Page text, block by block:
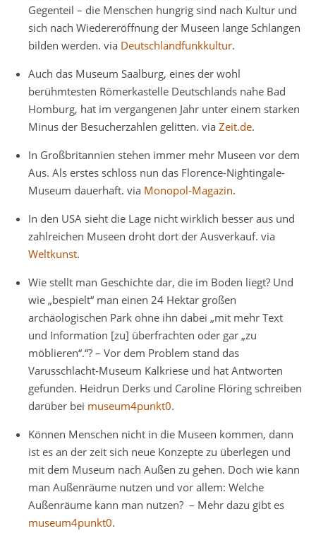
Gegenteil – die Menschen hungrig sind nach Kultur und
sich nach Wiedereröffnung der Museen lange Schlangen
bilden werden. via Deutschlandfunkkultur.
Auch das Museum Saalburg, eines der wohl
berühmtesten Römerkastelle Deutschlands nahe Bad
Homburg, hat im vergangenen Jahr unter einem starken
Minus der Besucherzahlen gelitten. via Zeit.de.
In Großbritannien stehen immer mehr Museen vor dem
Aus. Als erstes schloss nun das Florence-Nightingale-
Museum dauerhaft. via Monopol-Magazin.
In den USA sieht die Lage nicht wirklich besser aus und
zahlreichen Museen droht dort der Ausverkauf. via
Weltkunst.
Wie stellt man Geschichte dar, die im Boden liegt? Und
wie „bespielt“ man einen 24 Hektar großen
archäologischen Park ohne ihn dabei „mit mehr Text
und Information [zu] überfrachten oder gar „zu
möblieren“.“? – Vor dem Problem stand das
Varusschlacht-Museum Kalkriese und hat Antworten
gefunden. Heidrun Derks und Caroline Flöring schreiben
darüber bei museum4punkt0.
Können Menschen nicht in die Museen kommen, dann
ist es an der zeit sich neue Konzepte zu überlegen und
mit dem Museum nach Außen zu gehen. Doch wie kann
man Außenräume nutzen und vor allem: Welche
Außenräume kann man nutzen? – Mehr dazu gibt es
museum4punkt0.